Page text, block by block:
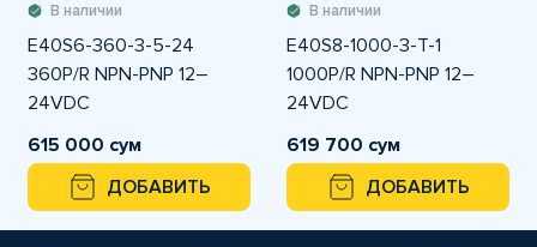
В наличии
E40S6-360-3-5-24
360P/R NPN-PNP 12–
24VDC
Инкрементальный
энкодер Autonics
615 000 сум
ДОБАВИТЬ
В наличии
E40S8-1000-3-T-1
1000P/R NPN-PNP 12–
24VDC
Инкрементальный
энкодер Autonics
619 700 сум
ДОБАВИТЬ